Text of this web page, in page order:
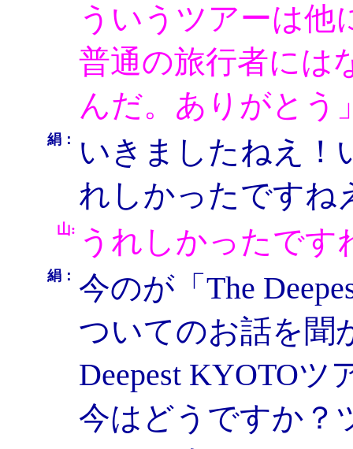
ういうツアーは他
普通の旅行者には
んだ。ありがとう
絹：
いきましたねえ！
れしかったですね
山: うれしかったです
絹： 今のが「The
ついてのお話を聞
Deepest KYOTO
今はどうですか？